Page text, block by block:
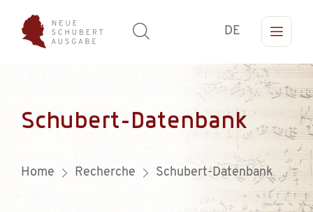
DE
Schubert-Datenbank
Home Recherche Schubert-Datenbank